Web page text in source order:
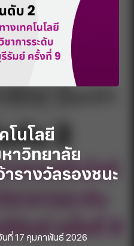
โนโลยี
าวิทยาลัย
รางวัลรองชนะ
นที่ 17 กุมภาพันธ์ 2026